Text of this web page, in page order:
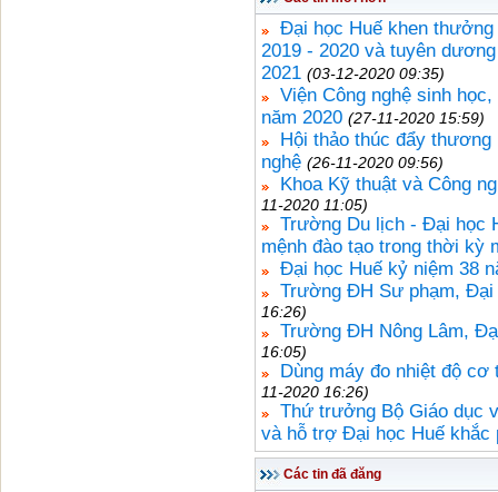
Đại học Huế khen
2019 - 2020 và tuyên
2021 (03-12-2020 09:35)
Viện Công nghệ sinh
năm 2020 (27-11-2020 15:59)
Hội thảo thúc đẩy
nghệ (26-11-2020 09:56)
Khoa Kỹ thuật và Công
11-2020 11:05)
Trường Du lịch - Đại học
mệnh đào tạo trong thời kỳ
Đại học Huế kỷ niệm 38
Trường ĐH Sư phạm, Đại
16:26)
Trường ĐH Nông Lâm,
16:05)
Dùng máy đo nhiệt độ cơ
11-2020 16:26)
Thứ trưởng Bộ Giáo dục
và hỗ trợ Đại học Huế khắc
Các tin đã đăng